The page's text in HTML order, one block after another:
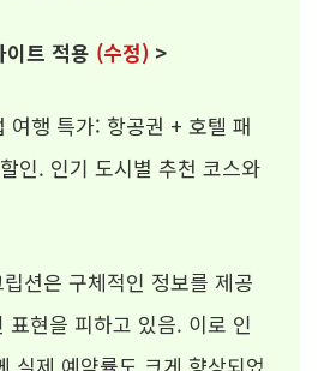
트 적용 (수정) >
여행 특가: 항공권 + 호텔 패
인. 인기 도시별 추천 코스와
션은 구체적인 정보를 제공
표현을 피하고 있음. 이로 인